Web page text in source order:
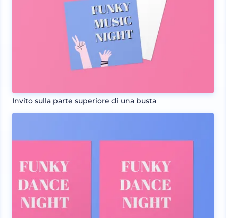
Invito sulla parte superiore di una busta